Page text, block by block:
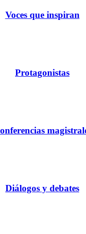
Voces que inspiran
Protagonistas
Diálogos y debates